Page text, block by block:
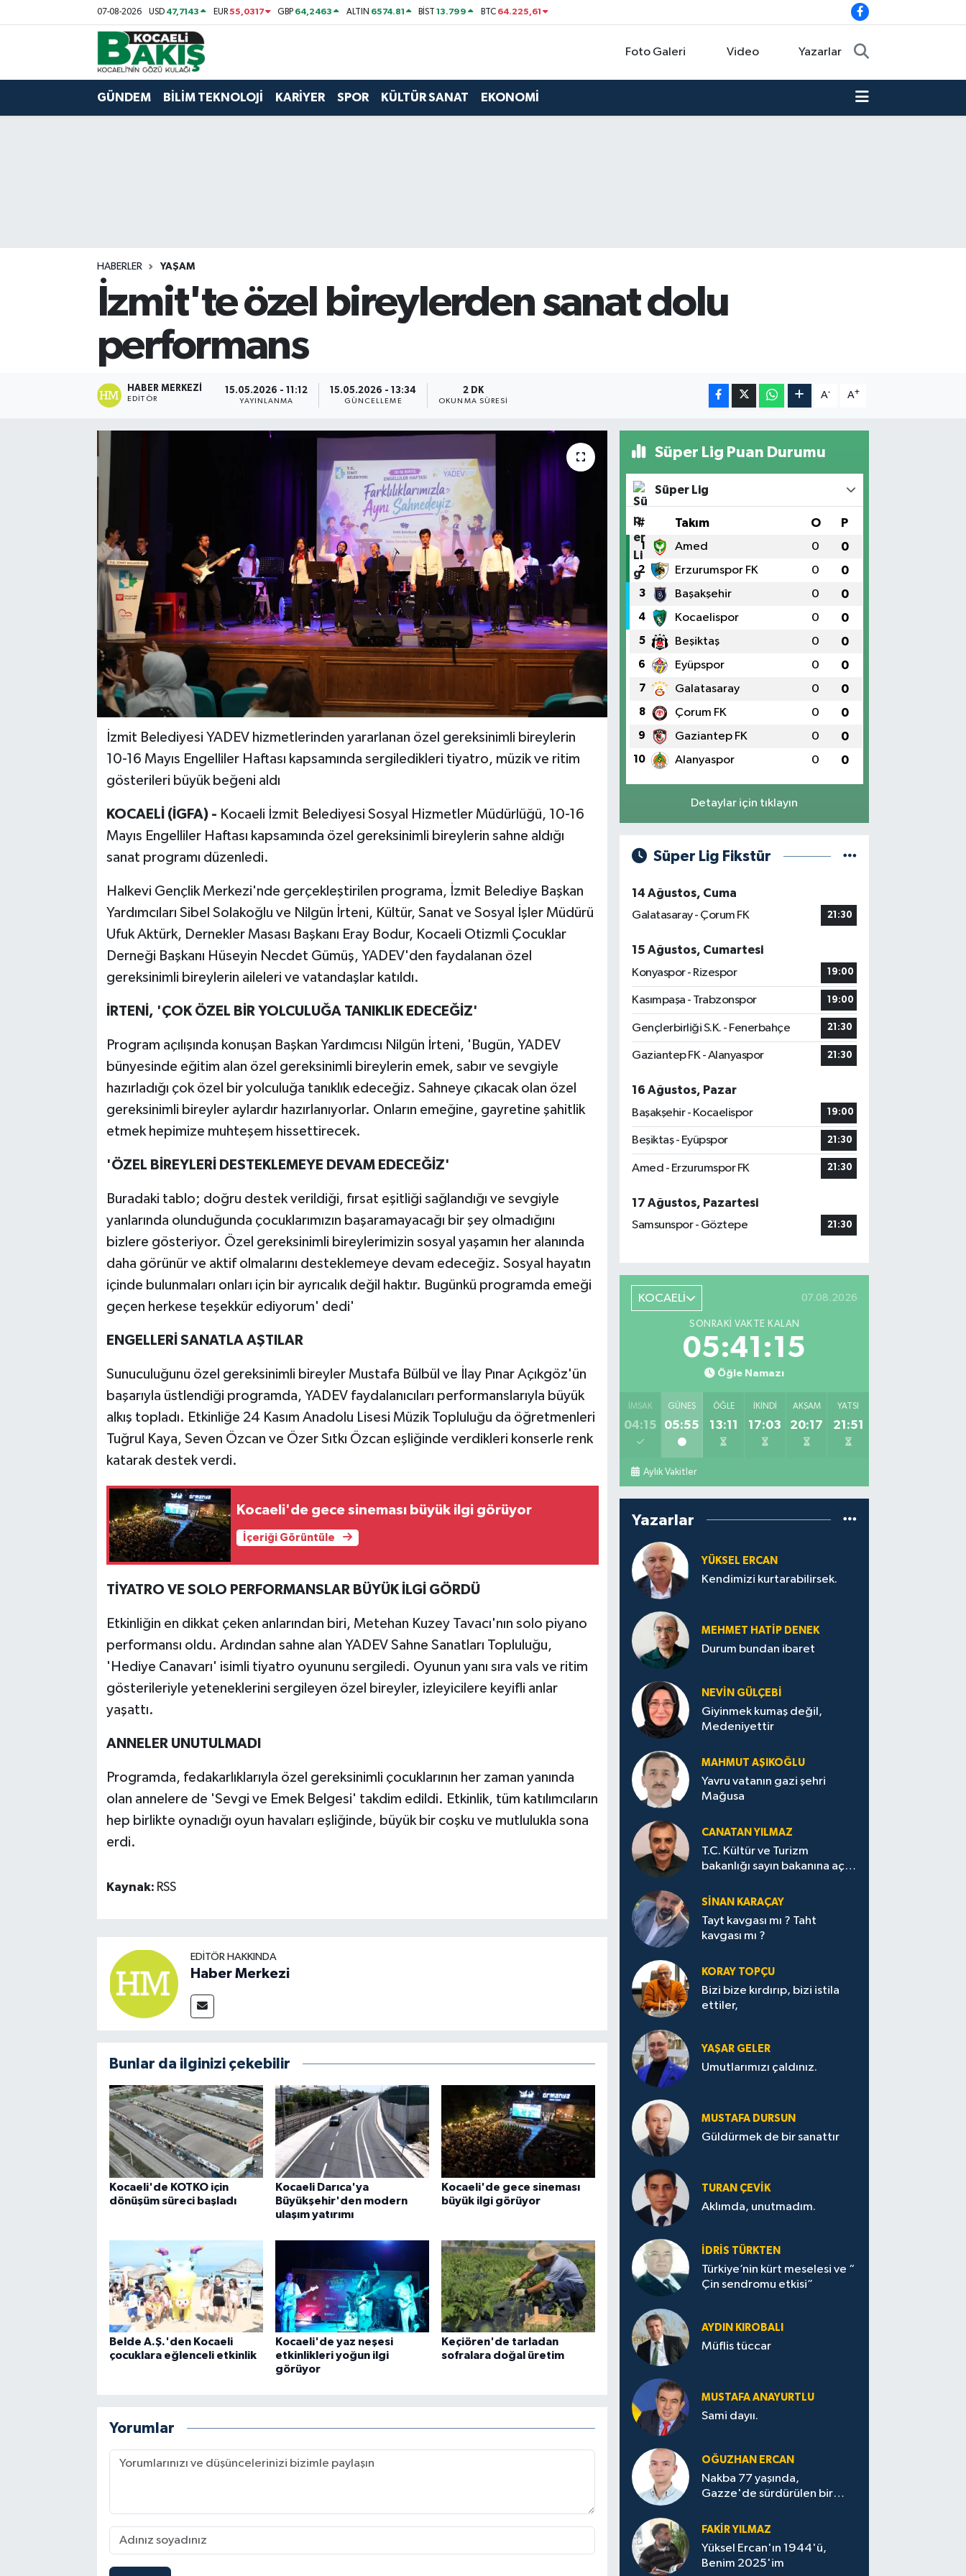
07-08-2026 USD 47,7143 EUR55,0317 GBP 64,2463 ALTIN 6574.81 BİST13.799 BTC 64.225,61
Foto Galeri Video Yazarlar
GÜNDEM BİLİM TEKNOLOJİ KARİYER SPOR KÜLTÜR SANAT EKONOMİ
HABERLER YAŞAM
İzmit'te özel bireylerden sanat dolu
performans
HABER MERKEZI
EDITÖR
15.05.2026 - 11:12
YAYINLANMA
15.05.2026 - 13:34
GÜNCELLEME
2 DK
OKUNMA SÜRESI
A- A+
İzmit Belediyesi YADEV hizmetlerinden yararlanan özel gereksinimli bireylerin
10-16 Mayıs Engelliler Haftası kapsamında sergiledikleri tiyatro, müzik ve ritim
gösterileri büyük beğeni aldı
KOCAELİ (İGFA) - Kocaeli İzmit Belediyesi Sosyal Hizmetler Müdürlüğü, 10-16
Mayıs Engelliler Haftası kapsamında özel gereksinimli bireylerin sahne aldığı
sanat programı düzenledi.
Halkevi Gençlik Merkezi'nde gerçekleştirilen programa, İzmit Belediye Başkan
Yardımcıları Sibel Solakoğlu ve Nilgün İrteni, Kültür, Sanat ve Sosyal İşler Müdürü
Ufuk Aktürk, Dernekler Masası Başkanı Eray Bodur, Kocaeli Otizmli Çocuklar
Derneği Başkanı Hüseyin Necdet Gümüş, YADEV'den faydalanan özel
gereksinimli bireylerin aileleri ve vatandaşlar katıldı.
İRTENİ, 'ÇOK ÖZEL BİR YOLCULUĞA TANIKLIK EDECEĞİZ'
Program açılışında konuşan Başkan Yardımcısı Nilgün İrteni, 'Bugün, YADEV
bünyesinde eğitim alan özel gereksinimli bireylerin emek, sabır ve sevgiyle
hazırladığı çok özel bir yolculuğa tanıklık edeceğiz. Sahneye çıkacak olan özel
gereksinimli bireyler aylardır hazırlanıyorlar. Onların emeğine, gayretine şahitlik
etmek hepimize muhteşem hissettirecek.
'ÖZEL BİREYLERİ DESTEKLEMEYE DEVAM EDECEĞİZ'
Buradaki tablo; doğru destek verildiği, fırsat eşitliği sağlandığı ve sevgiyle
yanlarında olunduğunda çocuklarımızın başaramayacağı bir şey olmadığını
bizlere gösteriyor. Özel gereksinimli bireylerimizin sosyal yaşamın her alanında
daha görünür ve aktif olmalarını desteklemeye devam edeceğiz. Sosyal hayatın
içinde bulunmaları onları için bir ayrıcalık değil haktır. Bugünkü programda emeği
geçen herkese teşekkür ediyorum' dedi'
ENGELLERİ SANATLA AŞTILAR
Sunuculuğunu özel gereksinimli bireyler Mustafa Bülbül ve İlay Pınar Açıkgöz'ün
başarıyla üstlendiği programda, YADEV faydalanıcıları performanslarıyla büyük
alkış topladı. Etkinliğe 24 Kasım Anadolu Lisesi Müzik Topluluğu da öğretmenleri
Tuğrul Kaya, Seven Özcan ve Özer Sıtkı Özcan eşliğinde verdikleri konserle renk
katarak destek verdi.
Kocaeli'de gece sineması büyük ilgi görüyor
İçeriği Görüntüle
TİYATRO VE SOLO PERFORMANSLAR BÜYÜK İLGİ GÖRDÜ
Etkinliğin en dikkat çeken anlarından biri, Metehan Kuzey Tavacı'nın solo piyano
performansı oldu. Ardından sahne alan YADEV Sahne Sanatları Topluluğu,
'Hediye Canavarı' isimli tiyatro oyununu sergiledi. Oyunun yanı sıra vals ve ritim
gösterileriyle yeteneklerini sergileyen özel bireyler, izleyicilere keyifli anlar
yaşattı.
ANNELER UNUTULMADI
Programda, fedakarlıklarıyla özel gereksinimli çocuklarının her zaman yanında
olan annelere de 'Sevgi ve Emek Belgesi' takdim edildi. Etkinlik, tüm katılımcıların
hep birlikte oynadığı oyun havaları eşliğinde, büyük bir coşku ve mutlulukla sona
erdi.
Kaynak: RSS
EDITÖR HAKKINDA
Haber Merkezi
Bunlar da ilginizi çekebilir
Kocaeli'de KOTKO için
dönüşüm süreci başladı
Kocaeli Darıca'ya
Büyükşehir'den modern
ulaşım yatırımı
Kocaeli'de gece sineması
büyük ilgi görüyor
Belde A.Ş.'den Kocaeli
çocuklara eğlenceli etkinlik
Kocaeli'de yaz neşesi
etkinlikleri yoğun ilgi
görüyor
Keçiören'de tarladan
sofralara doğal üretim
Yorumlar
Süper Lig Puan Durumu
Süper Lig
# Takım O P
1 Amed 0 0
2 Erzurumspor FK 0 0
3 Başakşehir 0 0
4 Kocaelispor 0 0
5 Beşiktaş 0 0
6 Eyüpspor 0 0
7 Galatasaray 0 0
8 Çorum FK 0 0
9 Gaziantep FK 0 0
10 Alanyaspor 0 0
Detaylar için tıklayın
Süper Lig Fikstür
14 Ağustos, Cuma
Galatasaray - Çorum FK
21:30
15 Ağustos, Cumartesi
Konyaspor - Rizespor
19:00
Kasımpaşa - Trabzonspor 19:00
Gençlerbirliği S.K. - Fenerbahçe 21:30
Gaziantep FK - Alanyaspor 21:30
16 Ağustos, Pazar
Başakşehir - Kocaelispor
19:00
Beşiktaş - Eyüpspor 21:30
Amed - Erzurumspor FK 21:30
17 Ağustos, Pazartesi
Samsunspor - Göztepe
21:30
KOCAELİ 07.08.2026
SONRAKI VAKTE KALAN
05:41:14
Öğle Namazı
İMSAK
04:15
GÜNEŞ
05:55
ÖĞLE
13:11
İKINDI
17:03
AKŞAM
20:17
YATSI
21:51
Aylık Vakitler
Yazarlar
YÜKSEL ERCAN
Kendimizi kurtarabilirsek.
MEHMET HATİP DENEK
Durum bundan ibaret
NEVİN GÜLÇEBİ
Giyinmek kumaş değil,
Medeniyettir
MAHMUT AŞIKOĞLU
Yavru vatanın gazi şehri
Mağusa
CANATAN YILMAZ
T.C. Kültür ve Turizm
bakanlığı sayın bakanına açık
SİNAN KARAÇAY
Tayt kavgası mı ? Taht
kavgası mı ?
KORAY TOPÇU
Bizi bize kırdırıp, bizi istila
ettiler,
YAŞAR GELER
Umutlarımızı çaldınız.
MUSTAFA DURSUN
Güldürmek de bir sanattır
TURAN ÇEVİK
Aklımda, unutmadım.
İDRİS TÜRKTEN
Türkiye’nin kürt meselesi ve “
Çin sendromu etkisi”
AYDIN KIROBALI
Müflis tüccar
MUSTAFA ANAYURTLU
Sami dayıı.
OĞUZHAN ERCAN
Nakba 77 yaşında,
Gazze'de sürdürülen bir
FAKİR YILMAZ
Yüksel Ercan'ın 1944'ü,
Benim 2025'im
Kocaeli Nöbetçi Eczaneler
Kocaeli Hava Durumu